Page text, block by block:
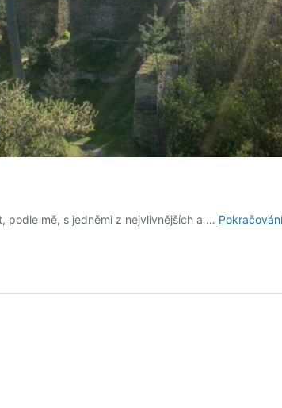
podle mě, s jedněmi z nejvlivnějších a …